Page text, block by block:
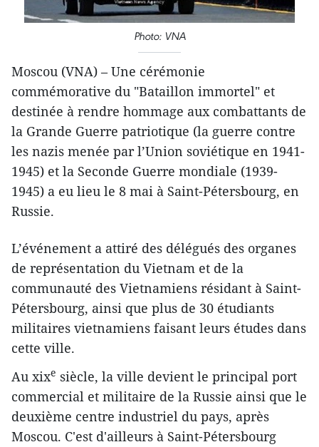
Photo: VNA
Moscou (VNA) – Une cérémonie
commémorative du "Bataillon immortel" et
destinée à rendre hommage aux combattants de
la Grande Guerre patriotique (la guerre contre
les nazis menée par l’Union soviétique en 1941-
1945) et la Seconde Guerre mondiale (1939-
1945) a eu lieu le 8 mai à Saint-Pétersbourg, en
Russie.
L’événement a attiré des délégués des organes
de représentation du Vietnam et de la
communauté des Vietnamiens résidant à Saint-
Pétersbourg, ainsi que plus de 30 étudiants
militaires vietnamiens faisant leurs études dans
cette ville.
Au xixe siècle, la ville devient le principal port
commercial et militaire de la Russie ainsi que le
deuxième centre industriel du pays, après
Moscou. C'est d'ailleurs à Saint-Pétersbourg